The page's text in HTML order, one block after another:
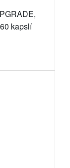
kapslí